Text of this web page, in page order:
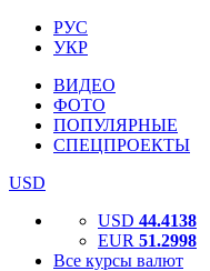
РУС
УКР
ВИДЕО
ФОТО
ПОПУЛЯРНЫЕ
СПЕЦПРОЕКТЫ
USD
USD 44.4138
EUR 51.2998
Все курсы валют